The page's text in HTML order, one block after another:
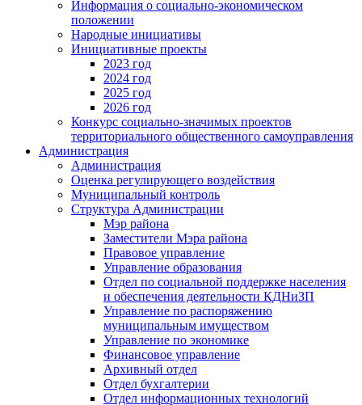
Информация о социально-экономическом
положении
Народные инициативы
Инициативные проекты
2023 год
2024 год
2025 год
2026 год
Конкурс социально-значимых проектов
территориального общественного самоуправления
Администрация
Администрация
Оценка регулирующего воздействия
Муниципальный контроль
Структура Администрации
Мэр района
Заместители Мэра района
Правовое управление
Управление образования
Отдел по социальной поддержке населения
и обеспечения деятельности КДНиЗП
Управление по распоряжению
муниципальным имуществом
Управление по экономике
Финансовое управление
Архивный отдел
Отдел бухгалтерии
Отдел информационных технологий